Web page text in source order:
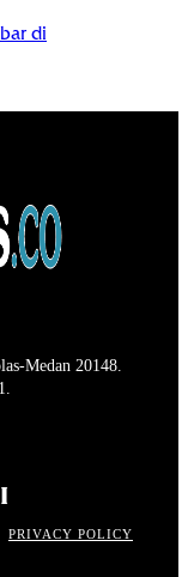
di
Medan 20148.
PRIVACY POLICY